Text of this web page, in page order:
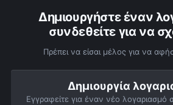
Δημιουργήστε έναν
συνδεθείτε για να
Πρέπει να είσαι μέλος για να
Δημιουργία
Εγγραφείτε για έναν νέο λογαριασμό